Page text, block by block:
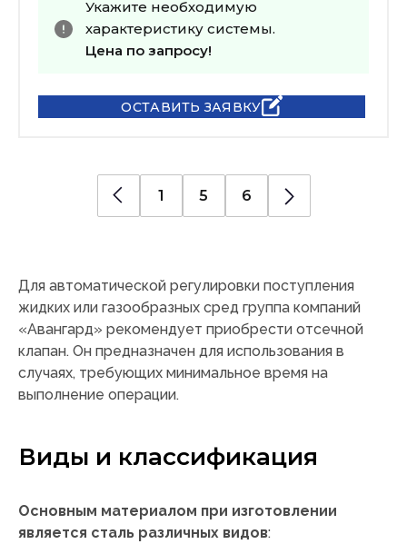
Укажите необходимую
характеристику системы.
Цена по запросу!
ОСТАВИТЬ ЗАЯВКУ
1 5 6
Для автоматической регулировки поступления
жидких или газообразных сред группа компаний
«Авангард» рекомендует приобрести отсечной
клапан. Он предназначен для использования в
случаях, требующих минимальное время на
выполнение операции.
Виды и классификация
Основным материалом при изготовлении
является сталь различных видов: